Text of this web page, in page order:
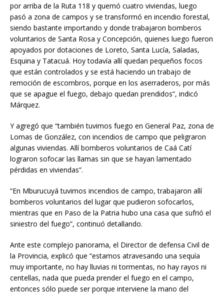
por arriba de la Ruta 118 y quemó cuatro viviendas, luego
pasó a zona de campos y se transformó en incendio forestal,
siendo bastante importando y donde trabajaron bomberos
voluntarios de Santa Rosa y Concepción, quienes luego fueron
apoyados por dotaciones de Loreto, Santa Lucía, Saladas,
Esquina y Tatacuá. Hoy todavía allí quedan pequeños focos
que están controlados y se está haciendo un trabajo de
remoción de escombros, porque en los aserraderos, por más
que se apague el fuego, debajo quedan prendidos”, indicó
Márquez.
Y agregó que “también tuvimos fuego en General Paz, zona de
Lomas de González, con incendios de campo que peligraron
algunas viviendas. Allí bomberos voluntarios de Caá Catí
lograron sofocar las llamas sin que se hayan lamentado
pérdidas en viviendas”.
“En Mburucuyá tuvimos incendios de campo, trabajaron allí
bomberos voluntarios del lugar que pudieron sofocarlos,
mientras que en Paso de la Patria hubo una casa que sufrió el
siniestro del fuego”, continuó detallando.
Ante este complejo panorama, el Director de defensa Civil de
la Provincia, explicó que “estamos atravesando una sequía
muy importante, no hay lluvias ni tormentas, no hay rayos ni
centellas, nada que pueda prender el fuego en el campo,
entonces sólo puede ser porque interviene la mano del